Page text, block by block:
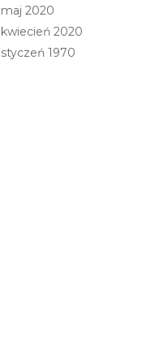
maj 2020
kwiecień 2020
styczeń 1970